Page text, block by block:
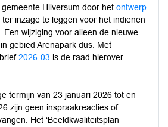
Hilversum door het ontwerp
inzage te leggen voor het indienen
Een wijziging voor alleen de nieuwe
gebied Arenapark dus. Met
2026-03 is de raad hierover
termijn van 23 januari 2026 tot en
zijn geen inspraakreacties of
Het ‘Beeldkwaliteitsplan